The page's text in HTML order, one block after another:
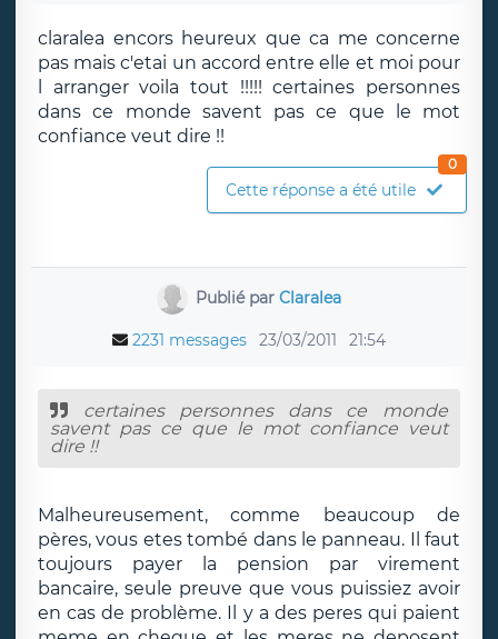
claralea encors heureux que ca me concerne
pas mais c'etai un accord entre elle et moi pour
l arranger voila tout !!!!! certaines personnes
dans ce monde savent pas ce que le mot
confiance veut dire !!
Cette réponse a été utile
0
Publié parClaralea
2231 messages 23/03/2011 21:54
certaines personnes dans ce monde
savent pas ce que le mot confiance veut
dire !!
Malheureusement, comme beaucoup de
pères, vous etes tombé dans le panneau. Il faut
toujours payer la pension par virement
bancaire, seule preuve que vous puissiez avoir
en cas de problème. Il y a des peres qui paient